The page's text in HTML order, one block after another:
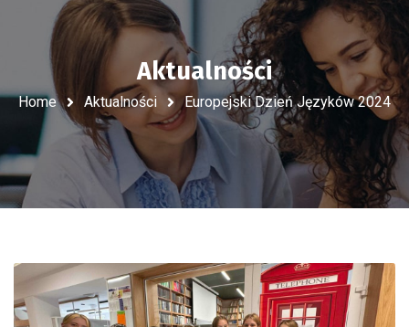
Aktualności
Home Aktualności Europejski Dzień Języków 2024